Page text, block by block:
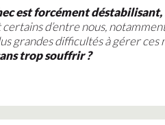
est forcément déstabilisant,
d’entre nous,
grandes difficultés à gérer ces
trop souffrir ?